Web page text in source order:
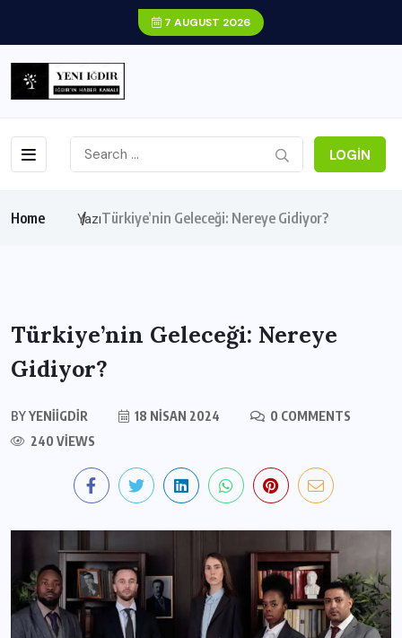
7 AUGUST 2026
LOGIN
Home YazıTürkiye’nin Geleceği: Nereye Gidiyor?
Türkiye’nin Geleceği: Nereye
Gidiyor?
BYYENIIGDIR 18 NISAN 2024
0 COMMENTS
240 VIEWS